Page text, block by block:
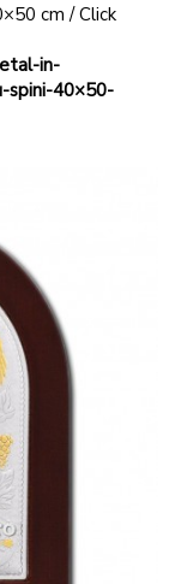
cm / Click
in-
spini-40×50-